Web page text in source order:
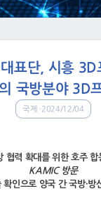
표단, 시흥 3D
국방분야 3D
국제 2024/12/04
협력 확대를 위한 호주 합
KAMIC 방문
인으로 양국 간 국방·방